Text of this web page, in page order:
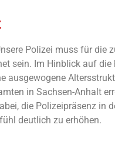
Polizei muss für die
sein. Im Hinblick auf
ausgewogene
in Sachsen-Anhalt
die Polizeipräsenz in
deutlich zu erhöhen.